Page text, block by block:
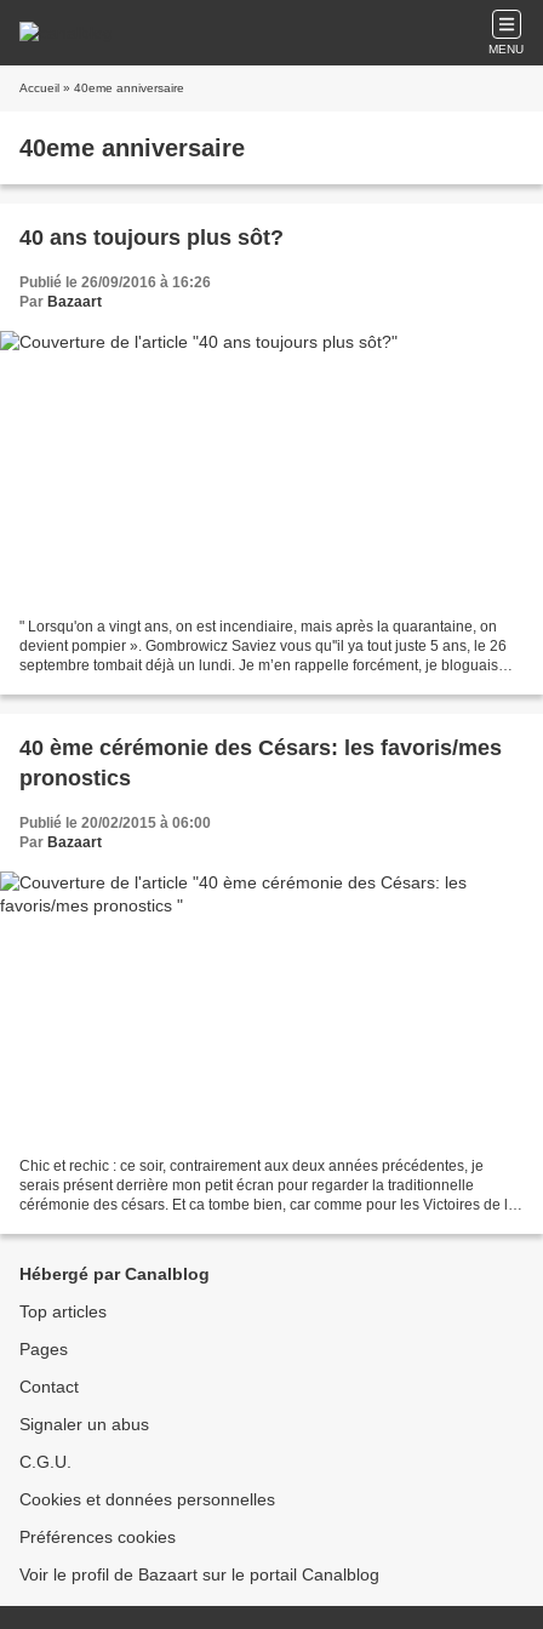
MENU
Accueil » 40eme anniversaire
40eme anniversaire
40 ans toujours plus sôt?
Publié le 26/09/2016 à 16:26
Par Bazaart
" Lorsqu'on a vingt ans, on est incendiaire, mais après la quarantaine, on
devient pompier ». Gombrowicz Saviez vous qu''il ya tout juste 5 ans, le 26
septembre tombait déjà un lundi. Je m’en rappelle forcément, je bloguais
40 ème cérémonie des Césars: les favoris/mes
pronostics
Publié le 20/02/2015 à 06:00
Par Bazaart
Chic et rechic : ce soir, contrairement aux deux années précédentes, je
serais présent derrière mon petit écran pour regarder la traditionnelle
cérémonie des césars. Et ca tombe bien, car comme pour les Victoires de la
Hébergé par Canalblog
Top articles
Pages
Contact
Signaler un abus
C.G.U.
Cookies et données personnelles
Préférences cookies
Voir le profil de Bazaart sur le portail Canalblog